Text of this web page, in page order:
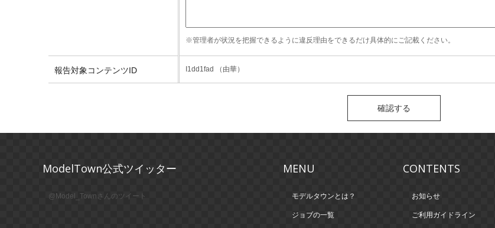
※管理者が状況を把握できるように違反理由をできるだけ具体的にご記載ください。
報告対象コンテンツID I1dd1fad （由華）
ModelTown公式ツイッター
@Model_Townさんのツイート
MENU
モデルタウンとは？
ジョブの一覧
CONTENTS
お知らせ
ご利用ガイドライン